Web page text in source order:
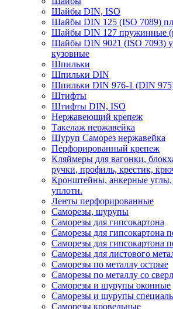
Шайбы DIN, ISO
Шайбы DIN 125 (ISO 7089)
Шайбы DIN 127 пружинные
Шайбы DIN 9021 (ISO 7093)
кузовные
Шпильки
Шпильки DIN
Шпильки DIN 976-1 (DIN
Штифты
Штифты DIN, ISO
Нержавеющий крепеж
Такелаж нержавейка
Шуруп Саморез нержавейка
Перфорированный крепеж
Кляймеры для вагонки,
ручки, профиль, крестик,
Кронштейны, анкерные углы,
уплотн.
Ленты перфорированные
Саморезы, шурупы
Саморезы для гипсокартона
Саморезы для гипсокартона
Саморезы для гипсокартона
Саморезы для листового
Саморезы по металлу острые
Саморезы по металлу со
Саморезы и шурупы оконные
Саморезы и шурупы
Саморезы кровельные